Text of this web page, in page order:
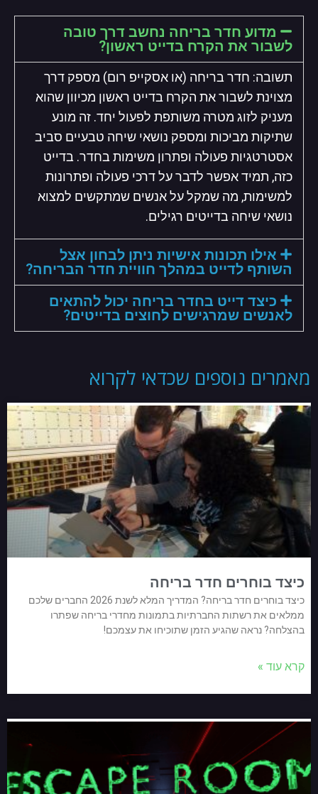
מדוע חדר בריחה נחשב דרך טובה
לשבור את הקרח בדייט ראשון?
תשובה: חדר בריחה (או אסקייפ רום) מספק דרך
מצוינת לשבור את הקרח בדייט ראשון מכיוון שהוא
מעניק לזוג מטרה משותפת לפעול יחד. זה מונע
שתיקות מביכות ומספק נושאי שיחה טבעיים סביב
אסטרטגיות פעולה ופתרון משימות בחדר. בדייט
כזה, תמיד אפשר לדבר על דרכי פעולה ופתרונות
למשימות, מה שמקל על אנשים שמתקשים למצוא
נושאי שיחה בדייטים רגילים.
אילו תכונות אישיות ניתן לבחון אצל
השותף לדייט במהלך חוויית חדר הבריחה?
כיצד דייט בחדר בריחה יכול להתאים
לאנשים שמרגישים לחוצים בדייטים?
מאמרים נוספים שכדאי לקרוא
כיצד בוחרים חדר בריחה
כיצד בוחרים חדר בריחה? המדריך המלא לשנת 2026 החברים שלכם
ממלאים את רשתות החברתיות בתמונות מחדרי בריחה שפתרו
בהצלחה? נראה שהגיע הזמן שתוכיחו את עצמכם!
קרא עוד »